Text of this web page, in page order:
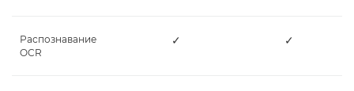
Распознавание
OCR
✓ ✓